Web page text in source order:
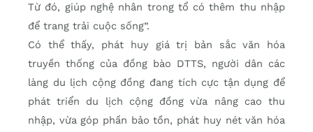
Từ đó, giúp nghệ nhân trong tổ có thêm thu nhập
để trang trải cuộc sống”.
Có thể thấy, phát huy giá trị bản sắc văn hóa
truyền thống của đồng bào DTTS, người dân các
làng du lịch cộng đồng đang tích cực tận dụng để
phát triển du lịch cộng đồng vừa nâng cao thu
nhập, vừa góp phần bảo tồn, phát huy nét văn hóa